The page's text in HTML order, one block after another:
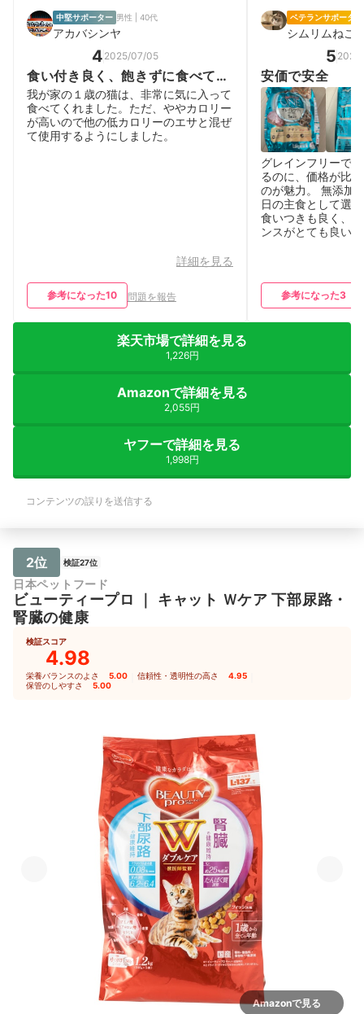
中堅サポーター 男性 | 40代
アカバシンヤ
4 2025/07/05
食い付き良く、飽きずに食べてく
れます。
我が家の１歳の猫は、非常に気に入って
食べてくれました。ただ、ややカロリー
が高いので他の低カロリーのエサと混ぜ
て使用するようにしました。
詳細を見る
参考になった10 問題を報告
ベテランサポーター
シムリムねこ
5
安価で安全
グレインフリーで
るのに、価格が比
のが魅力。 無添加
日の主食として選
食いつきも良く、
ンスがとても良い
参考になった3
楽天市場で詳細を見る
1,226円
Amazonで詳細を見る
2,055円
ヤフーで詳細を見る
1,998円
コンテンツの誤りを送信する
2位 検証27位
日本ペットフード
ビューティープロ
キャット Ｗケア 下部尿路・
腎臓の健康
検証スコア
4.98
栄養バランスのよさ 5.00 信頼性・透明性の高さ 4.95
保管のしやすさ 5.00
Amazonで見る